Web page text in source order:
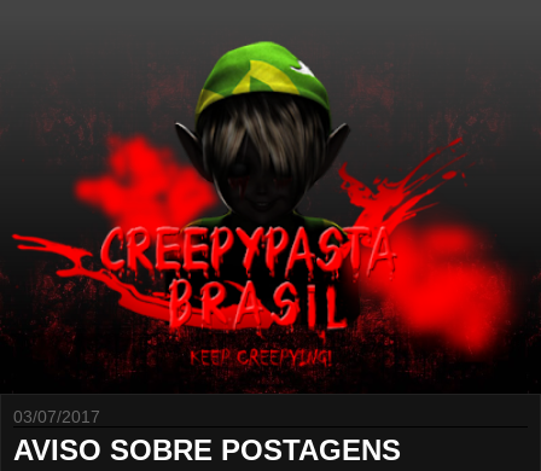
03/07/2017
AVISO SOBRE POSTAGENS